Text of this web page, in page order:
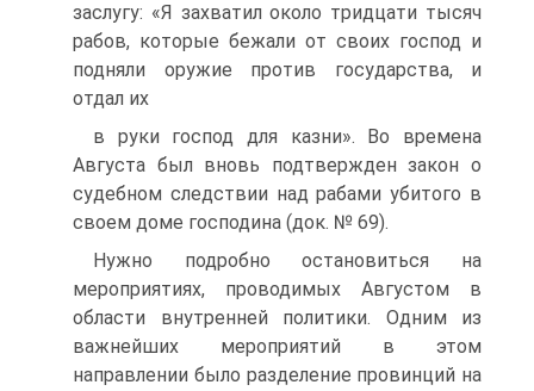
заслугу: «Я захватил около тридцати тысяч
рабов, которые бежали от своих господ и
подняли оружие против государства, и
отдал их
в руки господ для казни». Во времена
Августа был вновь подтвержден закон о
судебном следствии над рабами убитого в
своем доме господина (док. № 69).
Нужно подробно остановиться на
мероприятиях, проводимых Августом в
области внутренней политики. Одним из
важнейших мероприятий в этом
направлении было разделение провинций на